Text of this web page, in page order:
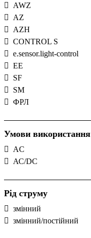
AWZ
AZ
AZH
CONTROL S
e.sensor.light-control
EE
SF
SM
ФРЛ
Умови використання
AC
АС/DC
Рід струму
змінний
змінний/постійний